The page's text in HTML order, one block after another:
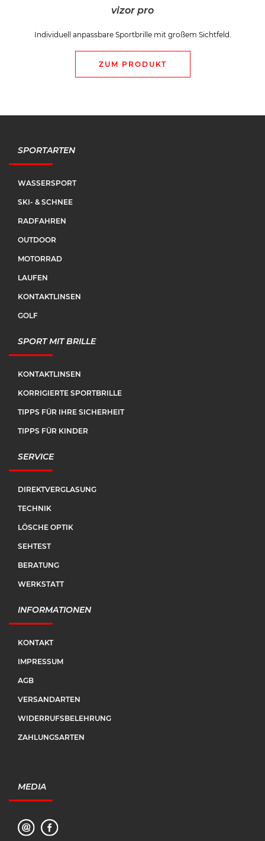
vizor pro
Individuell anpassbare Sportbrille mit großem Sichtfeld.
ZUM PRODUKT
SPORTARTEN
WASSERSPORT
SKI- & SCHNEE
RADFAHREN
OUTDOOR
MOTORRAD
LAUFEN
KONTAKTLINSEN
GOLF
SPORT MIT BRILLE
KONTAKTLINSEN
KORRIGIERTE SPORTBRILLE
TIPPS FÜR IHRE SICHERHEIT
TIPPS FÜR KINDER
SERVICE
DIREKTVERGLASUNG
TECHNIK
LÖSCHE OPTIK
SEHTEST
BERATUNG
WERKSTATT
INFORMATIONEN
KONTAKT
IMPRESSUM
AGB
VERSANDARTEN
WIDERRUFSBELEHRUNG
ZAHLUNGSARTEN
MEDIA